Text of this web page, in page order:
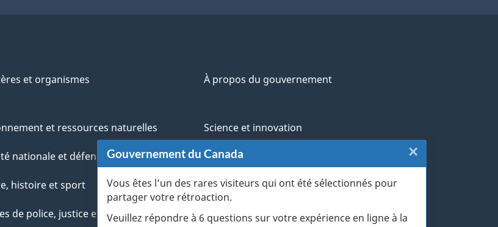
Gouvernement du Canada
Vous êtes l’un des rares visiteurs qui ont été sélectionnés pour
partager votre rétroaction.
Veuillez répondre à 6 questions sur votre expérience en ligne à la
×
et organismes À propos du gouvernement
et ressources naturelles
nationale et défense
histoire et sport
de police, justice et urgences
Science et innovation
Autochtones
Vétérans et militaires
Jeunesse